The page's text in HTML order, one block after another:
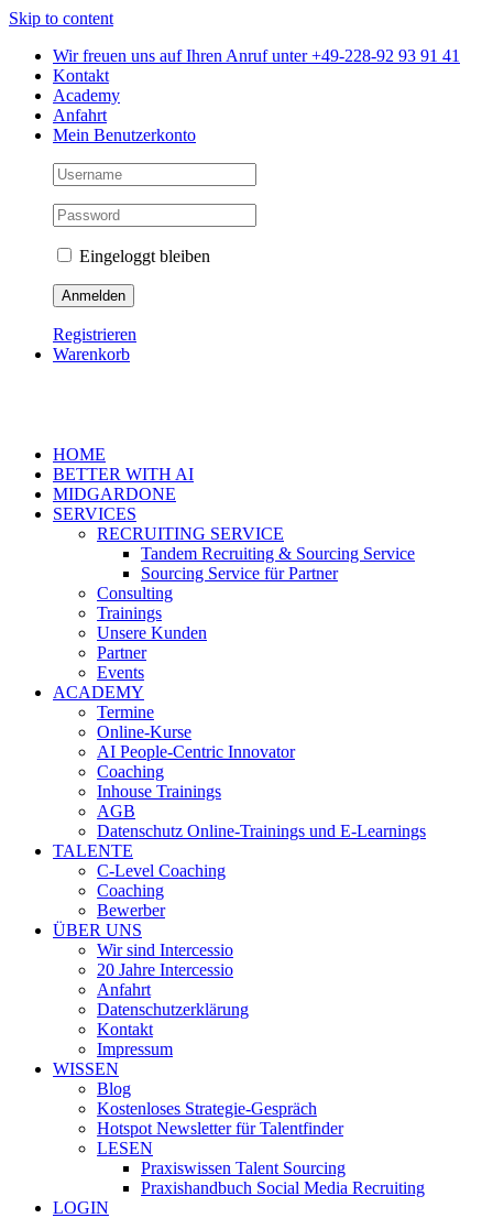
Skip to content
Wir freuen uns auf Ihren Anruf unter +49-228-92 93 91 41
Kontakt
Academy
Anfahrt
Mein Benutzerkonto
Eingeloggt bleiben
Registrieren
Warenkorb
HOME
BETTER WITH AI
MIDGARDONE
SERVICES
RECRUITING SERVICE
Tandem Recruiting & Sourcing Service
Sourcing Service für Partner
Consulting
Trainings
Unsere Kunden
Partner
Events
ACADEMY
Termine
Online-Kurse
AI People-Centric Innovator
Coaching
Inhouse Trainings
AGB
Datenschutz Online-Trainings und E-Learnings
TALENTE
C-Level Coaching
Coaching
Bewerber
ÜBER UNS
Wir sind Intercessio
20 Jahre Intercessio
Anfahrt
Datenschutzerklärung
Kontakt
Impressum
WISSEN
Blog
Kostenloses Strategie-Gespräch
Hotspot Newsletter für Talentfinder
LESEN
Praxiswissen Talent Sourcing
Praxishandbuch Social Media Recruiting
LOGIN